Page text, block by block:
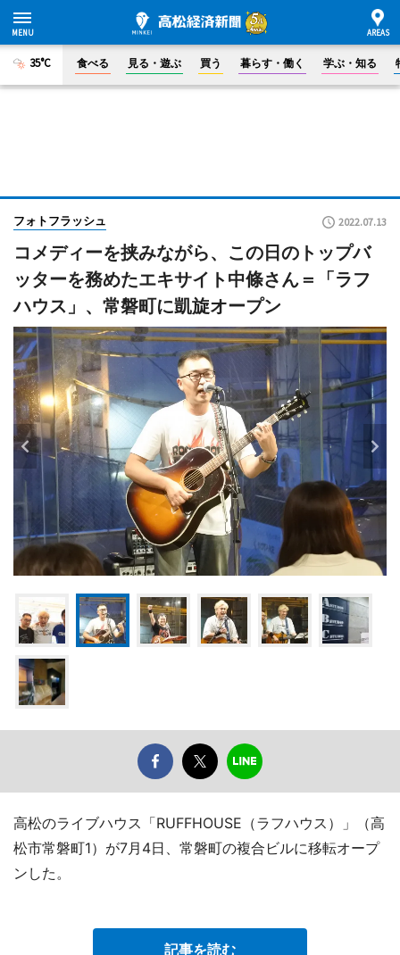
35°C 食べる 見る・遊ぶ 買う 暮らす・働く 学ぶ・知る
フォトフラッシュ 2022.07.13
コメディーを挟みながら、この日のトップバ
ッターを務めたエキサイト中條さん＝「ラフ
ハウス」、常磐町に凱旋オープン
高松のライブハウス「RUFFHOUSE（ラフハウス）」（高
松市常磐町1）が7月4日、常磐町の複合ビルに移転オープ
ンした。
記事を読む